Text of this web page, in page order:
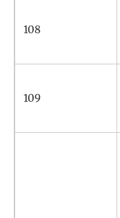
108
109